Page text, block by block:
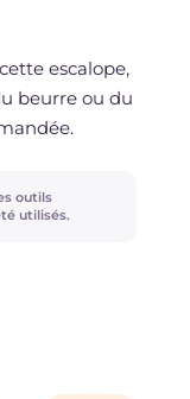
escalope,
beurre ou du
outils
utilisés.